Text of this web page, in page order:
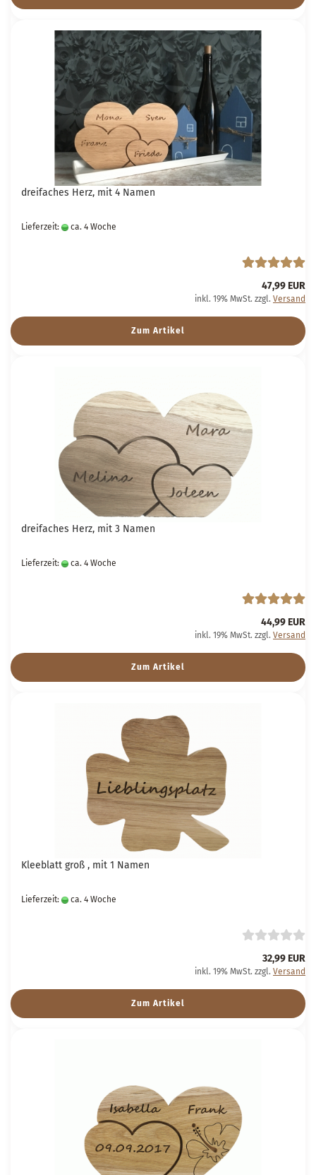
dreifaches Herz, mit 4 Namen
Lieferzeit: ca. 4 Woche
47,99 EUR
inkl. 19% MwSt. zzgl. Versand
Zum Artikel
dreifaches Herz, mit 3 Namen
Lieferzeit: ca. 4 Woche
44,99 EUR
inkl. 19% MwSt. zzgl. Versand
Zum Artikel
Kleeblatt groß , mit 1 Namen
Lieferzeit: ca. 4 Woche
32,99 EUR
inkl. 19% MwSt. zzgl. Versand
Zum Artikel